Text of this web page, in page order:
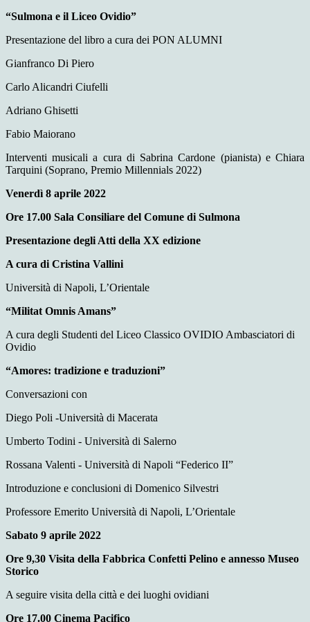
“Sulmona e il Liceo Ovidio”
Presentazione del libro a cura dei PON ALUMNI
Gianfranco Di Piero
Carlo Alicandri Ciufelli
Adriano Ghisetti
Fabio Maiorano
Interventi musicali a cura di Sabrina Cardone (pianista) e Chiara
Tarquini (Soprano, Premio Millennials 2022)
Venerdì 8 aprile 2022
Ore 17.00 Sala Consiliare del Comune di Sulmona
Presentazione degli Atti della XX edizione
A cura di Cristina Vallini
Università di Napoli, L’Orientale
“Militat Omnis Amans”
A cura degli Studenti del Liceo Classico OVIDIO Ambasciatori di
Ovidio
“Amores: tradizione e traduzioni”
Conversazioni con
Diego Poli -Università di Macerata
Umberto Todini - Università di Salerno
Rossana Valenti - Università di Napoli “Federico II”
Introduzione e conclusioni di Domenico Silvestri
Professore Emerito Università di Napoli, L’Orientale
Sabato 9 aprile 2022
Ore 9,30 Visita della Fabbrica Confetti Pelino e annesso Museo
Storico
A seguire visita della città e dei luoghi ovidiani
Ore 17.00 Cinema Pacifico